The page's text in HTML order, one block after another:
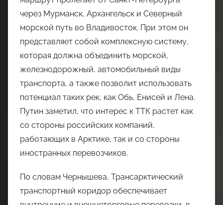
через Мурманск, Архангельск и Северный
морской путь во Владивосток. При этом он
представляет собой комплексную систему,
которая должна объединить морской,
железнодорожный, автомобильный виды
транспорта, а также позволит использовать
потенциал таких рек, как Обь, Енисей и Лена.
Путин заметил, что интерес к ТТК растет как
со стороны российских компаний,
работающих в Арктике, так и со стороны
иностранных перевозчиков.
По словам Чернышева, Трансарктический
транспортный коридор обеспечивает